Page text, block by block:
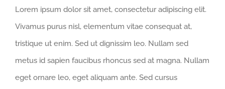
Lorem ipsum dolor sit amet, consectetur adipiscing elit.
Vivamus purus nisl, elementum vitae consequat at,
tristique ut enim. Sed ut dignissim leo. Nullam sed
metus id sapien faucibus rhoncus sed at magna. Nullam
eget ornare leo, eget aliquam ante. Sed cursus